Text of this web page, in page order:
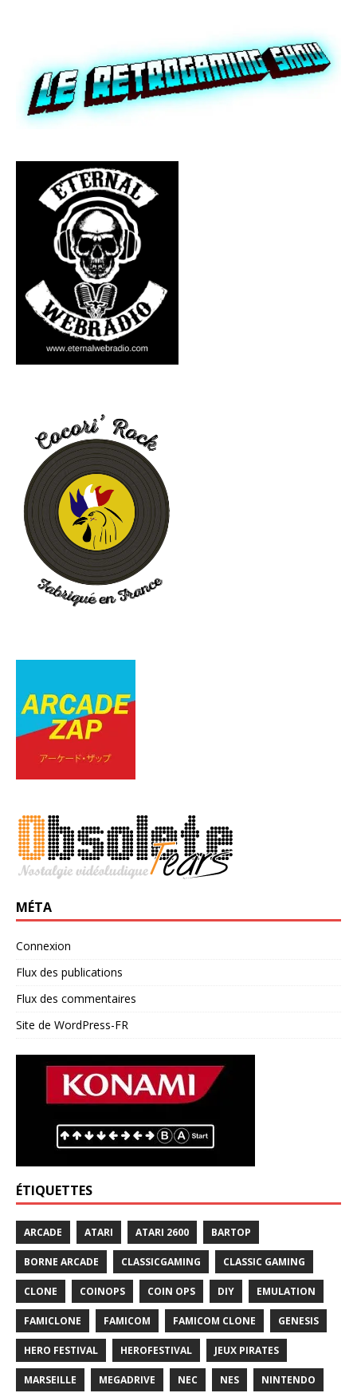
MÉTA
Connexion
Flux des publications
Flux des commentaires
Site de WordPress-FR
ÉTIQUETTES
ARCADE ATARI ATARI 2600 BARTOP
BORNE ARCADE CLASSICGAMING CLASSIC GAMING
CLONE COINOPS COIN OPS DIY EMULATION
FAMICLONE FAMICOM FAMICOM CLONE GENESIS
HERO FESTIVAL HEROFESTIVAL JEUX PIRATES
MARSEILLE MEGADRIVE NEC NES NINTENDO